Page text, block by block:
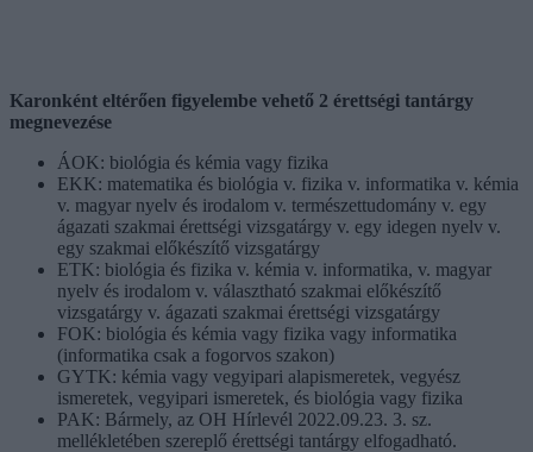
Karonként eltérően figyelembe vehető 2 érettségi tantárgy
megnevezése
ÁOK: biológia és kémia vagy fizika
EKK: matematika és biológia v. fizika v. informatika v. kémia
v. magyar nyelv és irodalom v. természettudomány v. egy
ágazati szakmai érettségi vizsgatárgy v. egy idegen nyelv v.
egy szakmai előkészítő vizsgatárgy
ETK: biológia és fizika v. kémia v. informatika, v. magyar
nyelv és irodalom v. választható szakmai előkészítő
vizsgatárgy v. ágazati szakmai érettségi vizsgatárgy
FOK: biológia és kémia vagy fizika vagy informatika
(informatika csak a fogorvos szakon)
GYTK: kémia vagy vegyipari alapismeretek, vegyész
ismeretek, vegyipari ismeretek, és biológia vagy fizika
PAK: Bármely, az OH Hírlevél 2022.09.23. 3. sz.
mellékletében szereplő érettségi tantárgy elfogadható.